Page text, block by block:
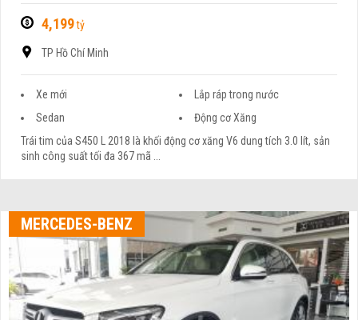
4,199tỷ
TP Hồ Chí Minh
Xe mới
Lắp ráp trong nước
Sedan
Động cơ Xăng
Trái tim của S450 L 2018 là khối động cơ xăng V6 dung tích 3.0 lít, sản
sinh công suất tối đa 367 mã ...
MERCEDES-BENZ